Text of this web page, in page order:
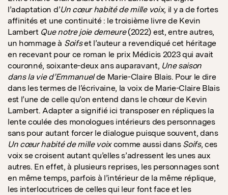
l’adaptation d’Un cœur habité de mille voix, il y a de fortes
affinités et une continuité : le troisième livre de Kevin
Lambert Que notre joie demeure(2022) est, entre autres,
un hommage à Soifset l’auteur a revendiqué cet héritage
en recevant pour ce roman le prix Médicis 2023 qui avait
couronné, soixante-deux ans auparavant, Une saison
dans la vie d’Emmanuelde Marie-Claire Blais. Pour le dire
dans les termes de l’écrivaine, la voix de Marie-Claire Blais
est l’une de celle qu’on entend dans le chœur de Kevin
Lambert. Adapter a signifié ici transposer en répliques la
lente coulée des monologues intérieurs des personnages
sans pour autant forcer le dialogue puisque souvent, dans
Un cœur habité de mille voixcomme aussi dans Soifs, ces
voix se croisent autant qu’elles s’adressent les unes aux
autres. En effet, à plusieurs reprises, les personnages sont
en même temps, parfois à l’intérieur de la même réplique,
les interlocutrices de celles qui leur font face et les